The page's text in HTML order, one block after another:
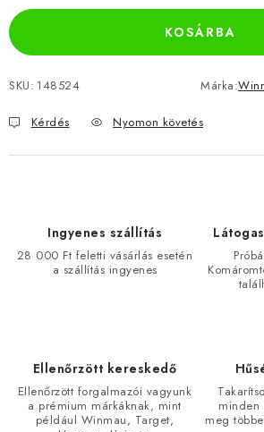
KOSÁRBA
SKU: 148524 Márka:
Kérdés Nyomon követés
Ingyenes szállítás
28 000 Ft feletti vásárlás esetén
a szállítás ingyenes
Ellenőrzött kereskedő
Ellenőrzött forgalmazói vagyunk
a prémium márkáknak, mint
például Winmau, Target,
minden
meg